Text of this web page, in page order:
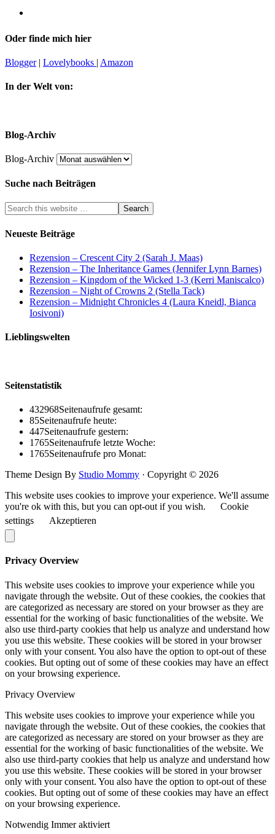
Oder finde mich hier
Blogger| Lovelybooks | Amazon
In der Welt von:
Blog-Archiv
Blog-Archiv
Suche nach Beiträgen
Neueste Beiträge
Rezension – Crescent City 2 (Sarah J. Maas)
Rezension – The Inheritance Games (Jennifer Lynn Barnes)
Rezension – Kingdom of the Wicked 1-3 (Kerri Maniscalco)
Rezension – Night of Crowns 2 (Stella Tack)
Rezension – Midnight Chronicles 4 (Laura Kneidl, Bianca
Iosivoni)
Lieblingswelten
Seitenstatistik
432968Seitenaufrufe gesamt:
85Seitenaufrufe heute:
447Seitenaufrufe gestern:
1765Seitenaufrufe letzte Woche:
1765Seitenaufrufe pro Monat:
Theme Design By Studio Mommy · Copyright © 2026
This website uses cookies to improve your experience. We'll assume
you're ok with this, but you can opt-out if you wish.
Cookie
settings
Akzeptieren
Privacy Overview
This website uses cookies to improve your experience while you
navigate through the website. Out of these cookies, the cookies that
are categorized as necessary are stored on your browser as they are
essential for the working of basic functionalities of the website. We
also use third-party cookies that help us analyze and understand how
you use this website. These cookies will be stored in your browser
only with your consent. You also have the option to opt-out of these
cookies. But opting out of some of these cookies may have an effect
on your browsing experience.
Privacy Overview
This website uses cookies to improve your experience while you
navigate through the website. Out of these cookies, the cookies that
are categorized as necessary are stored on your browser as they are
essential for the working of basic functionalities of the website. We
also use third-party cookies that help us analyze and understand how
you use this website. These cookies will be stored in your browser
only with your consent. You also have the option to opt-out of these
cookies. But opting out of some of these cookies may have an effect
on your browsing experience.
Notwendig Immer aktiviert